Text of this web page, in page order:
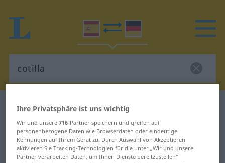
Spanisch-Deutsch Wörterbuch
Spanisch-Deutsch Übersetzung für
"cotilla"
Ihre Privatsphäre ist uns wichtig
Wir und unsere716-Partner speichern und greifen auf
personenbezogene Daten wie Browserdaten oder eindeutige
Kennungen auf Ihrem Gerät zu. Durch Auswahl von Akzeptieren
aktivieren Sie Tracking-Technologien für die unter „Wir und unsere
Partner verarbeiten Daten, um Ihnen Dienste bereitzustellen“